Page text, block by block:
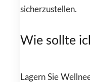
sicherzustellen.
Wie sollte
Lagern Sie